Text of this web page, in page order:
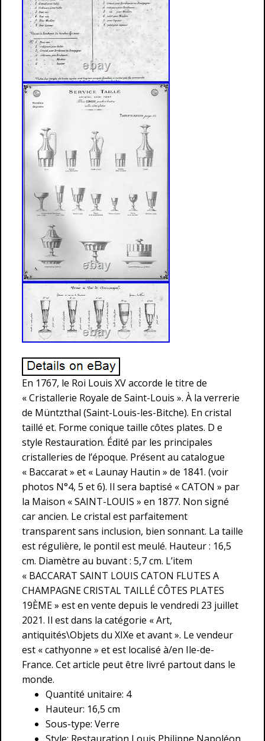
En 1767, le Roi Louis XV accorde le titre de
« Cristallerie Royale de Saint-Louis ». À la verrerie
de Müntzthal (Saint-Louis-les-Bitche). En cristal
taillé et. Forme conique taille côtes plates. D e
style Restauration. Édité par les principales
cristalleries de l’époque. Présent au catalogue
« Baccarat » et « Launay Hautin » de 1841. (voir
photos N°4, 5 et 6). Il sera baptisé « CATON » par
la Maison « SAINT-LOUIS » en 1877. Non signé
car ancien. Le cristal est parfaitement
transparent sans inclusion, bien sonnant. La taille
est régulière, le pontil est meulé. Hauteur : 16,5
cm. Diamètre au buvant : 5,7 cm. L’item
« BACCARAT SAINT LOUIS CATON FLUTES A
CHAMPAGNE CRISTAL TAILLÉ CÔTES PLATES
19ÈME » est en vente depuis le vendredi 23 juillet
2021. Il est dans la catégorie « Art,
antiquités\Objets du XIXe et avant ». Le vendeur
est « cathyonne » et est localisé à/en Ile-de-
France. Cet article peut être livré partout dans le
monde.
Quantité unitaire: 4
Hauteur: 16,5 cm
Sous-type: Verre